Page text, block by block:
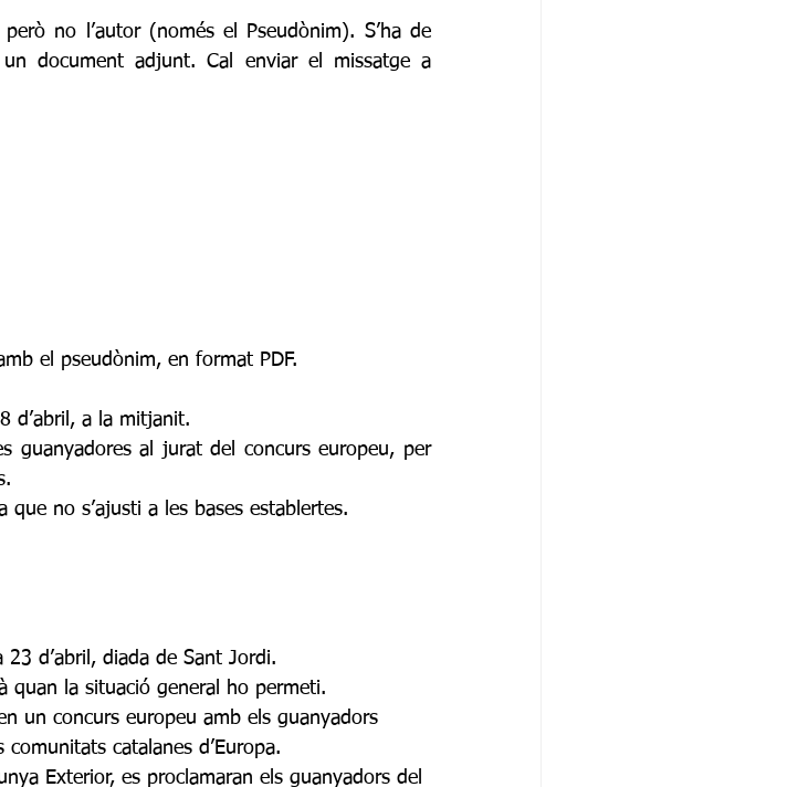
no l’autor (només el Pseudònim). S’ha de
document adjunt. Cal enviar el missatge a
el pseudònim, en format PDF.
d’abril, a la mitjanit.
guanyadores al jurat del concurs europeu, per
no s’ajusti a les bases establertes.
d’abril, diada de Sant Jordi.
quan la situació general ho permeti.
un concurs europeu amb els guanyadors
catalanes d’Europa.
Exterior, es proclamaran els guanyadors del